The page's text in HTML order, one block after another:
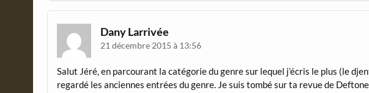
n
Dany Larrivée
21 décembre 2015 à 13:56
Salut Jéré, en parcourant la catégorie du genre sur lequel j’écris le plus (le
regardé les anciennes entrées du genre. Je suis tombé sur ta revue de